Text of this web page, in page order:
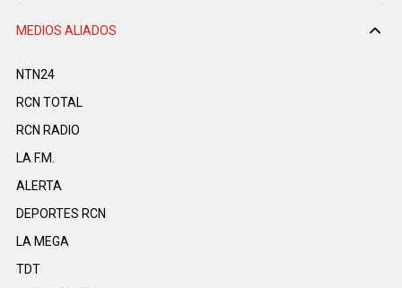
MEDIOS ALIADOS
NTN24
RCN TOTAL
RCN RADIO
LA F.M.
ALERTA
DEPORTES RCN
LA MEGA
TDT